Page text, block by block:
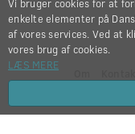
enkelte elementer på
af vores services. Ved at
vores brug af cookies.
LÆS MERE